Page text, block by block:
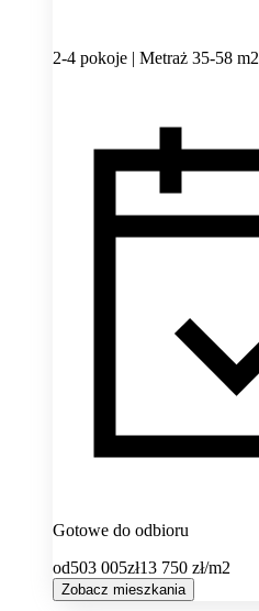
2-4 pokoje | Metraż 35-58 m2
Gotowe do odbioru
od503 005zł13 750 zł/m2
Zobacz mieszkania